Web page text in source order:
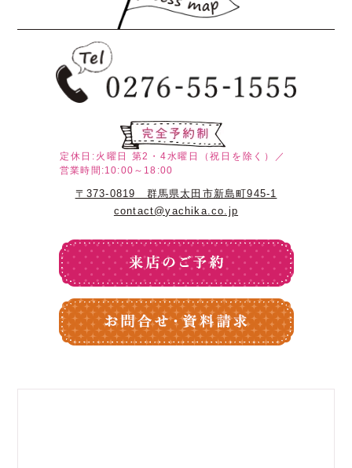
定休日:火曜日
第2・4水曜日（祝日を除く）／
営業時間:10:00～18:00
〒373-0819 群馬県太田市新島町945-1
contact@yachika.co.jp